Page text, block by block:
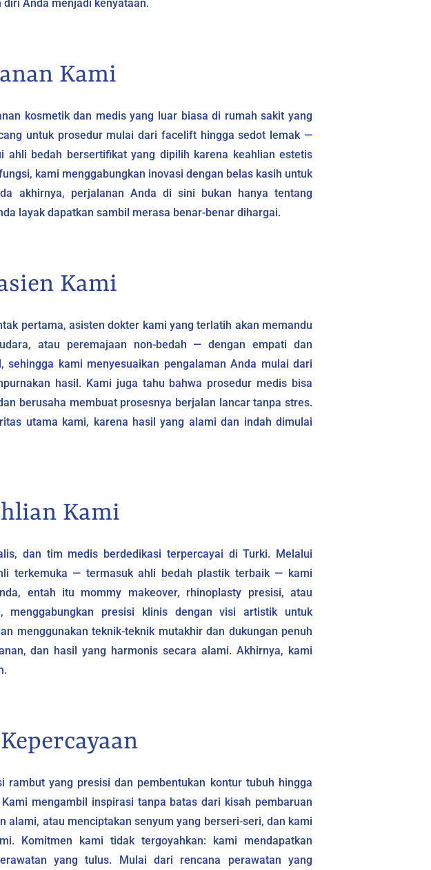
Anda menjadi kenyataan.
Kami
kosmetik dan medis yang luar biasa di rumah sakit yang
untuk prosedur mulai dari facelift hingga sedot lemak —
bedah bersertifikat yang dipilih karena keahlian estetis
kami menggabungkan inovasi dengan belas kasih untuk
akhirnya, perjalanan Anda di sini bukan hanya tentang
layak dapatkan sambil merasa benar-benar dihargai.
Kami
pertama, asisten dokter kami yang terlatih akan memandu
atau peremajaan non-bedah — dengan empati dan
kami menyesuaikan pengalaman Anda mulai dari
hasil. Kami juga tahu bahwa prosedur medis bisa
berusaha membuat prosesnya berjalan lancar tanpa stres.
utama kami, karena hasil yang alami dan indah dimulai
Kami
dan tim medis berdedikasi terpercayai di Turki. Melalui
terkemuka — termasuk ahli bedah plastik terbaik — kami
entah itu mommy makeover, rhinoplasty presisi, atau
menggabungkan presisi klinis dengan visi artistik untuk
menggunakan teknik-teknik mutakhir dan dukungan penuh
dan hasil yang harmonis secara alami. Akhirnya, kami
yang presisi dan pembentukan kontur tubuh hingga
mengambil inspirasi tanpa batas dari kisah pembaruan
atau menciptakan senyum yang berseri-seri, dan kami
Komitmen kami tidak tergoyahkan: kami mendapatkan
yang tulus. Mulai dari rencana perawatan yang